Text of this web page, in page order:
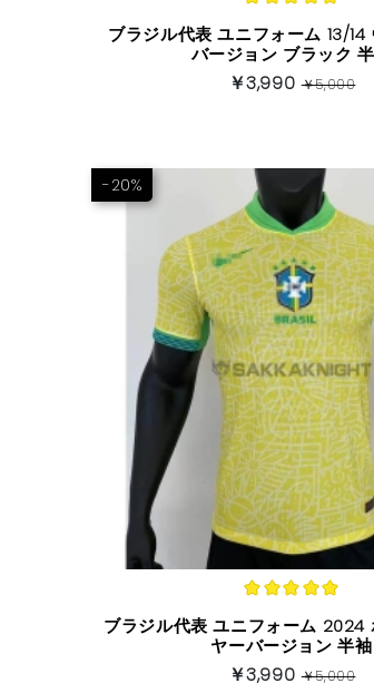
ブラジル代表 ユニフォーム 13/14 ヴィンテージ
バージョン ブラック
￥3,990￥5,000
-20%
ブラジル代表 ユニフォーム 2024 ホーム プレイ
ヤーバージョン 半袖
￥3,990￥5,000